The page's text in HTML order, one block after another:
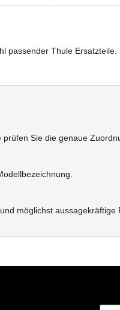
passender Thule
Sie die genaue
möglichst aussagekräftige